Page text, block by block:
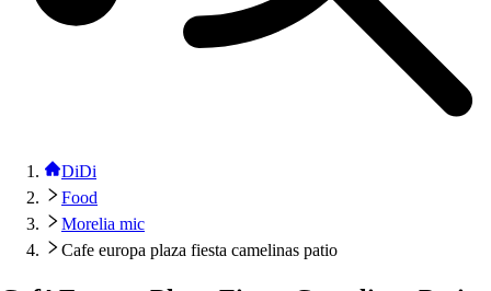
DiDi
Food
Morelia mic
Cafe europa plaza fiesta camelinas patio